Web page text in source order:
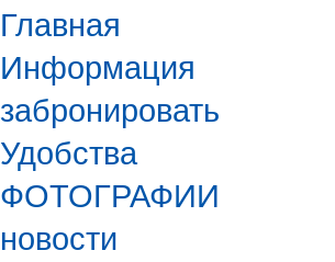
Главная
Информация
забронировать
Удобства
ФОТОГРАФИИ
новости